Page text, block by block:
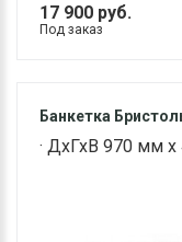
17 900 руб.
Под заказ
Банкетка
· ДхГхВ 970 мм